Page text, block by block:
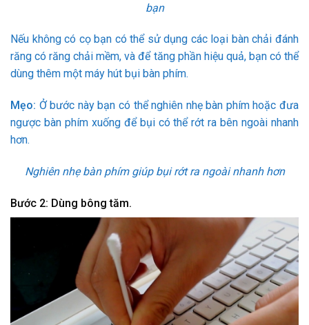
bạn
Nếu không có cọ bạn có thể sử dụng các loại bàn chải đánh
răng có răng chải mềm, và để tăng phần hiệu quả, bạn có thể
dùng thêm một máy hút bụi bàn phím.
Mẹo: Ở bước này bạn có thể nghiên nhẹ bàn phím hoặc đưa
ngược bàn phím xuống để bụi có thể rớt ra bên ngoài nhanh
hơn.
Nghiên nhẹ bàn phím giúp bụi rớt ra ngoài nhanh hơn
Bước 2: Dùng bông tăm.